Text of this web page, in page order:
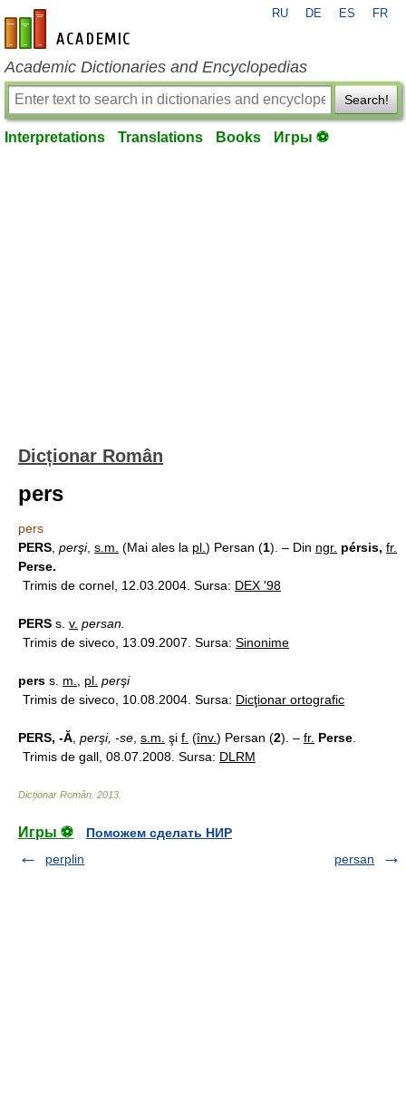
en-academic.com
RU DE ES FR
Academic Dictionaries and Encyclopedias
Search!
Interpretations Translations Books Игры ⚽
Dicționar Român
pers
pers
PERS perşi, s.m. (Mai ales la pl. ) Persan (1). – Din ngr. pérsis, fr.
Perse.
Trimis de cornel, 12.03.2004. Sursa: DEX '98
PERS s. v. persan.
Trimis de siveco, 13.09.2007. Sursa: Sinonime
pers s. m. pl. perşi
Trimis de siveco, 10.08.2004. Sursa: Dicţionar ortografic
PERS, -Ă perşi, -se s.m. şi f. (înv.) Persan (2). – fr. Perse
Trimis de gall, 08.07.2008. Sursa: DLRM
Dicționar Român 2013
Игры ⚽
Поможем сделать НИР
perplin
persan